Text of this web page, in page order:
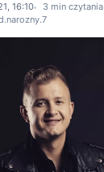
16:10
3 min czytania